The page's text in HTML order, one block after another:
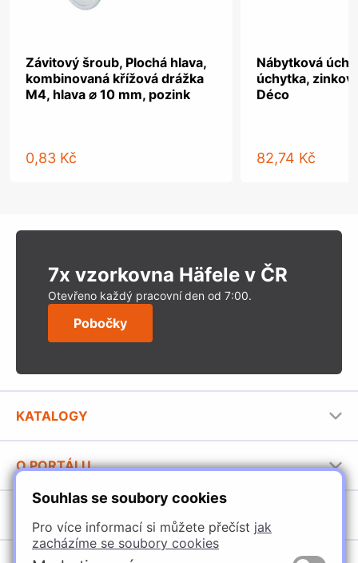
Souhlas se soubory cookies
Pro více informací si můžete přečíst jak
zacházíme se soubory cookies
Závitový šroub, Plochá hlava,
kombinovaná křížová drážka
M4, hlava ⌀ 10 mm, pozink
0,83 Kč
Nábytková
úchytka,
Déco
82,74 Kč
7x vzorkovna Häfele v ČR
Otevřeno každý pracovní den od 7:00.
Pobočky
KATALOGY
Stavební katalog Häfele
Brožury Häfele
O PORTÁLU
Provozovatel portálu
Jak používat portál
Úchytky